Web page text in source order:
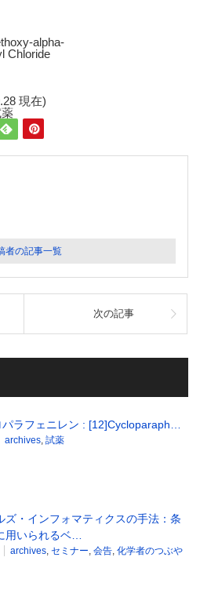
alpha-
Chloride
現在)
者の記事一覧
次の記事
ラフェニレン : [12]Cycloparaph…
archives 試薬
ズ・インフォマティクスの手法：条
用いられるベ…
archives セミナー 会告 化学者のつぶや